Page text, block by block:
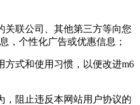
联公司、其他第三方等向您
，个性化广告或优惠信息；
式和使用习惯，以便改进m6
阻止违反本网站用户协议的